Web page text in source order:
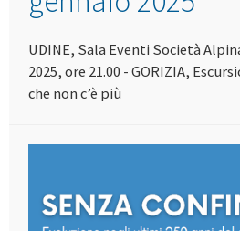
UDINE, Sala Eventi Società
2025, ore 21.00 - GORIZIA,
che non c’è più